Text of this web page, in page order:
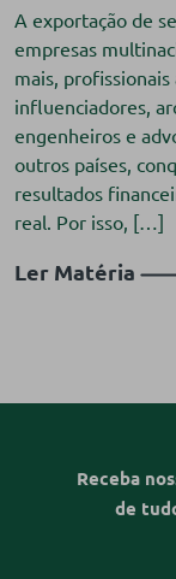
A exportação de
empresas
mais,
influenciadores,
engenheiros e
outros países,
resultados
real. Por isso, […]
Ler Matéria
Receba
de